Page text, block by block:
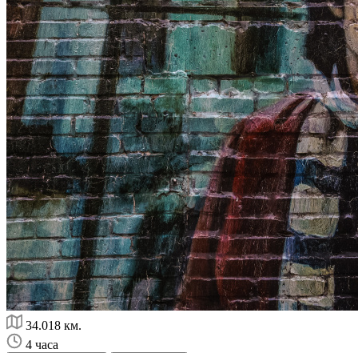
34.018 км.
4 часа